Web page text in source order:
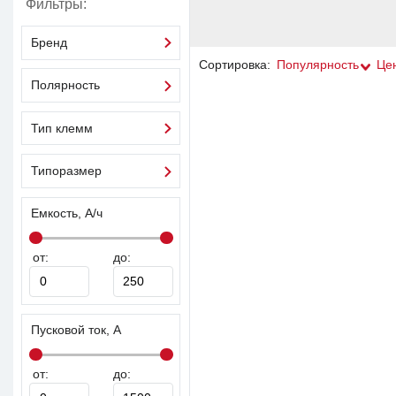
Фильтры:
Бренд
Полярность
Тип клемм
Типоразмер
Емкость, А/ч
от: до:
Пусковой ток, А
от: до:
Сортировка: Популярность